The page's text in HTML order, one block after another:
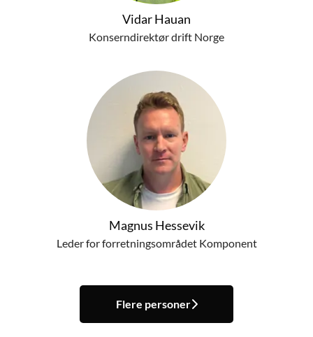
Vidar Hauan
Konserndirektør drift Norge
Magnus Hessevik
Leder for forretningsområdet Komponent
Flere personer